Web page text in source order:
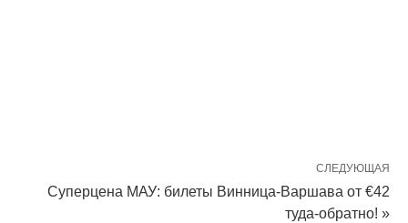
СЛЕДУЮЩАЯ
Суперцена МАУ: билеты Винница-Варшава от €42
туда-обратно! »